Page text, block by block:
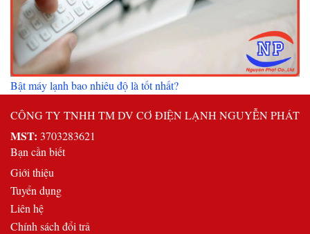
Bật máy lạnh bao nhiêu độ là tốt nhất?
CÔNG TY TNHH TM DV CƠ ĐIỆN LẠNH NGUYỄN PHÁT
MST: 3703283621
Bạn cần biết
Giới thiệu
Tuyển dụng
Liên hệ
Chính sách đổi trả